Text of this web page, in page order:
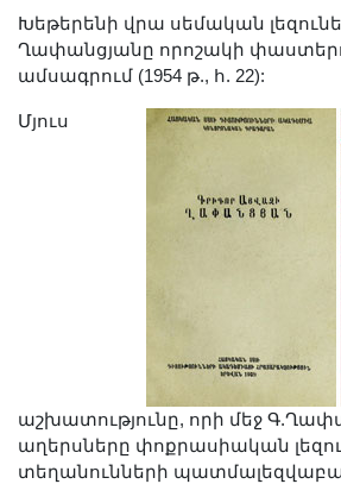
Խեթերենի վրա սեմական
Ղափանցյանը որոշակի փաստերով
ամսագրում (1954 թ., հ. 22):
Մյուս
աշխատությունը, որի մեջ
աղերսները փոքրասիական
տեղանունների